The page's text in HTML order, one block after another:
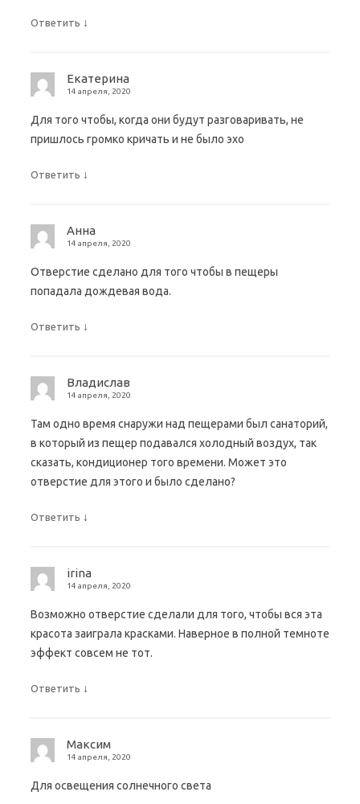
Ответить ↓
Екатерина
14 апреля, 2020
Для того чтобы, когда они будут разговаривать, не
пришлось громко кричать и не было эхо
Ответить ↓
Анна
14 апреля, 2020
Отверстие сделано для того чтобы в пещеры
попадала дождевая вода.
Ответить ↓
Владислав
14 апреля, 2020
Там одно время снаружи над пещерами был санаторий,
в который из пещер подавался холодный воздух, так
сказать, кондиционер того времени. Может это
отверстие для этого и было сделано?
Ответить ↓
irina
14 апреля, 2020
Возможно отверстие сделали для того, чтобы вся эта
красота заиграла красками. Наверное в полной темноте
эффект совсем не тот.
Ответить ↓
Максим
14 апреля, 2020
Для освещения солнечного света